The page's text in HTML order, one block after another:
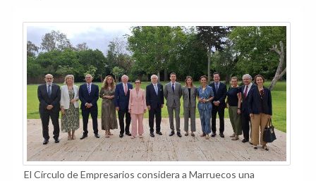
El Círculo de Empresarios considera a Marruecos una